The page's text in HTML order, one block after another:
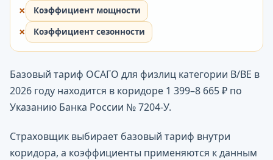
× Коэффициент мощности
× Коэффициент сезонности
Базовый тариф ОСАГО для физлиц категории B/BE в
2026 году находится в коридоре 1 399–8 665 ₽ по
Указанию Банка России № 7204-У.
Страховщик выбирает базовый тариф внутри
коридора, а коэффициенты применяются к данным